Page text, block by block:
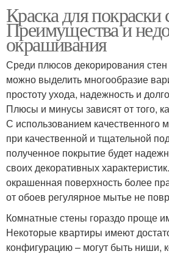
Краска для покраски
Преимущества и
окрашивания
Среди плюсов декорирования
можно выделить многообразие
простоту ухода, надежность и
Плюсы и минусы зависят от того,
С использованием качественного
при качественной и тщательной
полученное покрытие будет
своих декоративных
окрашенная поверхность более
от обоев регулярное мытье не
Комнатные стены гораздо проще
Некоторые квартиры имеют
конфигурацию – могут быть ниши,